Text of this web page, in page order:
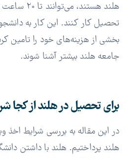
هلند هستند،
تحصیل کار کنند. این کار به
بخشی از هزینه‌های خود را تامین
جامعه هلند بیشتر آشنا شوند.
برای تحصیل در هلند از کجا
در این مقاله به بررسی شرایط اخذ
هلند پرداختیم. هلند با داشتن